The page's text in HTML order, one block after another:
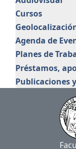
Cursos
Agenda de
Planes de
Préstamos,
Publicaciones